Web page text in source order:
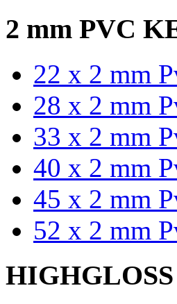
2 mm PVC
22 x 2 mm
28 x 2 mm
33 x 2 mm
40 x 2 mm
45 x 2 mm
52 x 2 mm